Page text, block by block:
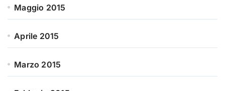
Maggio 2015
Aprile 2015
Marzo 2015